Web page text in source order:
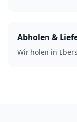
Abholen &
Wir holen in